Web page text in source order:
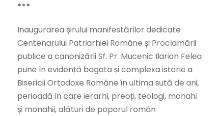
***
Inaugurarea șirului manifestărilor dedicate
Centenarului Patriarhiei Române și Proclamării
publice a canonizării Sf. Pr. Mucenic Ilarion Felea
pune în evidență bogata și complexa istorie a
Bisericii Ortodoxe Române în ultima sută de ani,
perioadă în care ierarhi, preoți, teologi, monahi
și monahii, alături de poporul român